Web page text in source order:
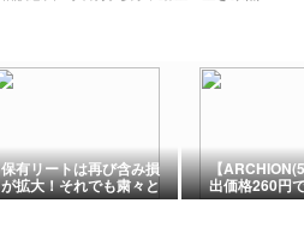
保有リートは再び含み損
が拡大！それでも粛々と
買い増し
【
出価格260円
定！配当8円